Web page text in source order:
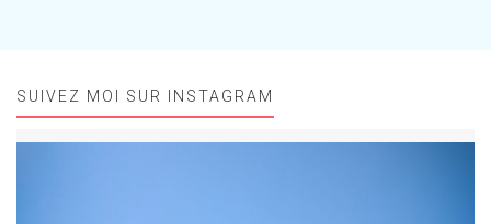
SUIVEZ MOI SUR INSTAGRAM